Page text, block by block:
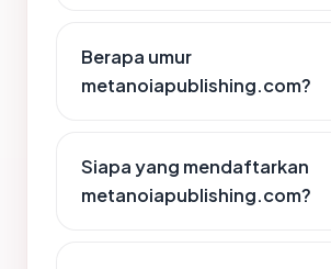
Berapa umur
metanoiapublishing.com?
Siapa yang mendaftarkan
metanoiapublishing.com?